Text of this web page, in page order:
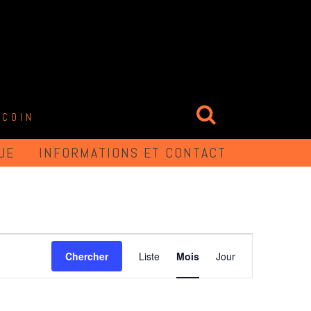
INFORMATIONS ET CONTACT
Chercher
DE
VUES
Liste Mois Jour